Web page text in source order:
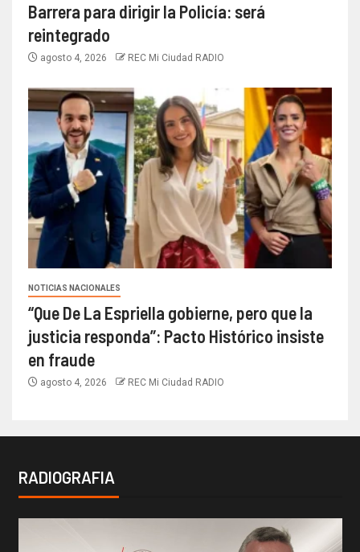
Barrera para dirigir la Policía: será
reintegrado
agosto 4, 2026 REC Mi Ciudad RADIO
NOTICIAS NACIONALES
“Que De La Espriella gobierne, pero que la
justicia responda”: Pacto Histórico insiste
en fraude
agosto 4, 2026 REC Mi Ciudad RADIO
RADIOGRAFIA